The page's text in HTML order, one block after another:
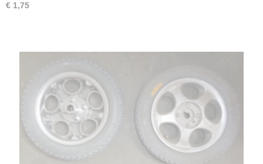
€ 1,75